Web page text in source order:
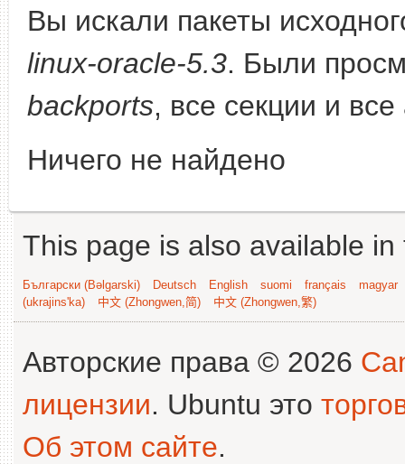
Вы искали пакеты
linux-oracle-5.3. Были
backports, все секции и
Ничего не найдено
This page is also available
Български (Bəlgarski) Deutsch English suomi français
magyar
(ukrajins'ka)
中文 (Zhongwen,简) 中文 (Zhongwen,繁)
Авторские права © 2026
лицензии. Ubuntu это
Об этом сайте.